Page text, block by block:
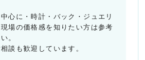
心に・時計・バック・ジュエリ
場の価格感を知りたい方は参考
。
談も歓迎しています。